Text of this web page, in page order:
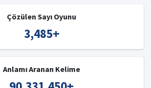
Çözülen Sayı Oyunu
3,485+
Anlamı Aranan Kelime